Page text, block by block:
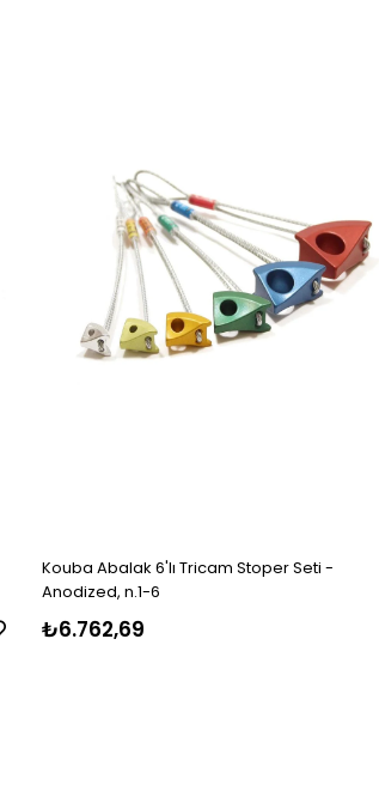
Kouba Abalak 6'lı Tricam Stoper Seti -
Anodized, n.1-6
₺6.762,69